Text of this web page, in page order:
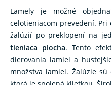
Lamely je možné
celotieniacom prevedení.
žalúzií po preklopení na
tieniaca plocha. Tento
dierovania lamiel a
množstva lamiel. Žalúzie